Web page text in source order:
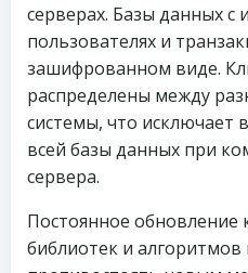
серверах. Базы данных
пользователях и
зашифрованном виде.
распределены между
системы, что исключает
всей базы данных при
сервера.
Постоянное обновление
библиотек и алгоритмов